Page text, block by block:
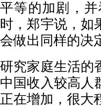
平等的加剧，
时，郑宇说，如
会做出同样的决
研究家庭生活的
中国收入较高人
正在增加，很大